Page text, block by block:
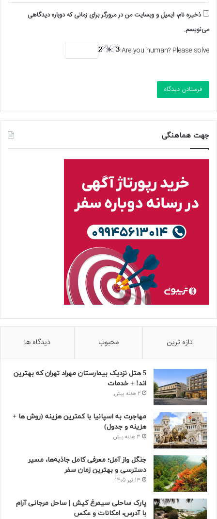
ذخیره نام، ایمیل و وبسایت من در مرورگر برای زمانی که دوباره دیدگاهی
می‌نویسم.
Are you human? Please solve:
جهت هماهنگی
تازه ترین محبوب دیدگاه ها
5 هتل نزدیک بیمارستان مهراد تهران که بهترین‌
اند! + خدمات
2 هفته پیش
مهاجرت به اسپانیا با کمترین هزینه (روش ها +
هزینه و جدول)
3 هفته پیش
جنگل واز آمل؛ معرفی کامل جاذبه‌ها، مسیر
دسترسی و بهترین زمان سفر
13 تیر 1405
پارک ساحلی سیمرغ کیش | ساحل مرجانی آرام
با آدرس، امکانات و عکس